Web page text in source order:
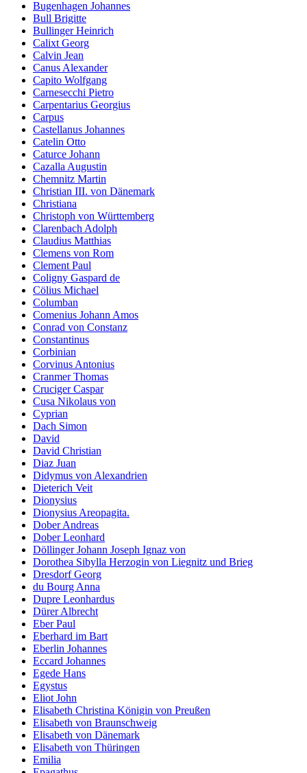
Bugenhagen Johannes
Bull Brigitte
Bullinger Heinrich
Calixt Georg
Calvin Jean
Canus Alexander
Capito Wolfgang
Carnesecchi Pietro
Carpentarius Georgius
Carpus
Castellanus Johannes
Catelin Otto
Caturce Johann
Cazalla Augustin
Chemnitz Martin
Christian III. von Dänemark
Christiana
Christoph von Württemberg
Clarenbach Adolph
Claudius Matthias
Clemens von Rom
Clement Paul
Coligny Gaspard de
Cölius Michael
Columban
Comenius Johann Amos
Conrad von Constanz
Constantinus
Corbinian
Corvinus Antonius
Cranmer Thomas
Cruciger Caspar
Cusa Nikolaus von
Cyprian
Dach Simon
David
David Christian
Diaz Juan
Didymus von Alexandrien
Dieterich Veit
Dionysius
Dionysius Areopagita.
Dober Andreas
Dober Leonhard
Döllinger Johann Joseph Ignaz von
Dorothea Sibylla Herzogin von Liegnitz und Brieg
Dresdorf Georg
du Bourg Anna
Dupre Leonhardus
Dürer Albrecht
Eber Paul
Eberhard im Bart
Eberlin Johannes
Eccard Johannes
Egede Hans
Egystus
Eliot John
Elisabeth Christina Königin von Preußen
Elisabeth von Braunschweig
Elisabeth von Dänemark
Elisabeth von Thüringen
Emilia